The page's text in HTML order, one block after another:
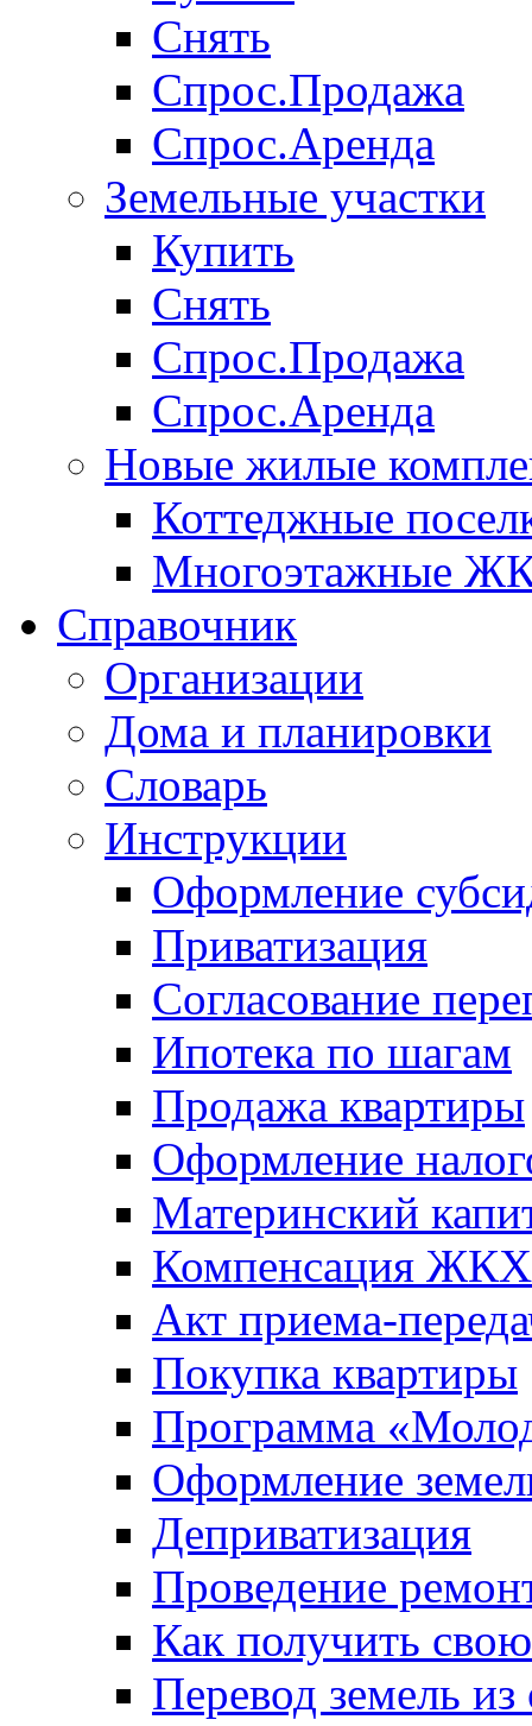
Снять
Спрос.Продажа
Спрос.Аренда
Земельные участки
Купить
Снять
Спрос.Продажа
Спрос.Аренда
Новые жилые
Коттеджные
Многоэтажные
Справочник
Организации
Дома и планировки
Словарь
Инструкции
Оформление
Приватизация
Согласование
Ипотека по шагам
Продажа квартиры
Оформление
Материнский
Компенсация ЖКХ
Акт приема-
Покупка квартиры
Программа
Оформление
Деприватизация
Проведение
Как получить
Перевод земель